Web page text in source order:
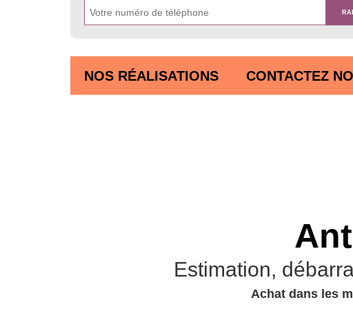
NOS RÉALISATIONS CONTACTEZ
Estimation,
Achat dans les